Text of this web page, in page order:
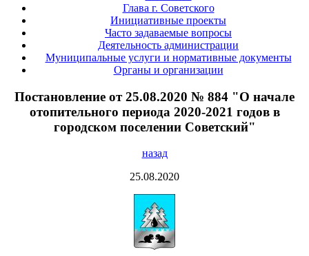
Глава г. Советского
Инициативные проекты
Часто задаваемые вопросы
Деятельность администрации
Муниципальные услуги и нормативные документы
Органы и организации
Постановление от 25.08.2020 № 884 "О начале
отопительного периода 2020-2021 годов в
городском поселении Советский"
назад
25.08.2020